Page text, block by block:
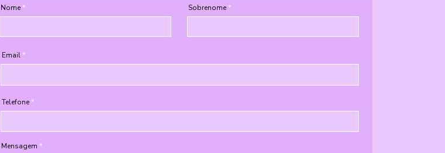
Nome Sobrenome
Email
Telefone
Mensagem